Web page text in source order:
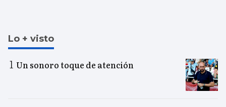
Lo + visto
Un sonoro toque de atención